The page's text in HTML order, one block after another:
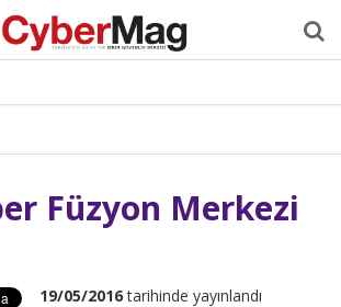
Dergi Editörden
Turkey Sizden Gelenler
İletişim
Füzyon Merkezi
19/05/2016tarihinde yayınlandı